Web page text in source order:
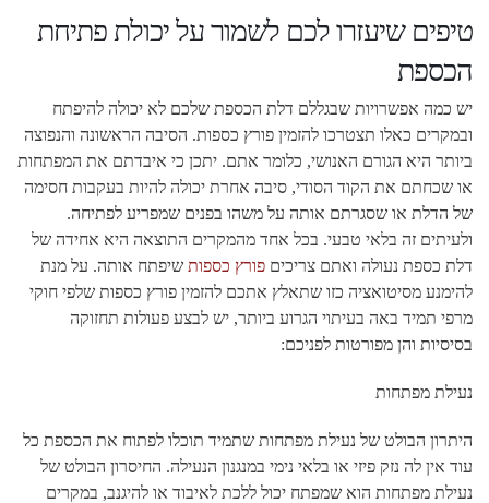
טיפים שיעזרו לכם לשמור על יכולת פתיחת
הכספת
יש כמה אפשרויות שבגללם דלת הכספת שלכם לא יכולה להיפתח
ובמקרים כאלו תצטרכו להזמין פורץ כספות. הסיבה הראשונה והנפוצה
ביותר היא הגורם האנושי, כלומר אתם. יתכן כי איבדתם את המפתחות
או שכחתם את הקוד הסודי, סיבה אחרת יכולה להיות בעקבות חסימה
של הדלת או שסגרתם אותה על משהו בפנים שמפריע לפתיחה.
ולעיתים זה בלאי טבעי. בכל אחד מהמקרים התוצאה היא אחידה של
דלת כספת נעולה ואתם צריכים פורץ כספות שיפתח אותה. על מנת
להימנע מסיטואציה כזו שתאלץ אתכם להזמין פורץ כספות שלפי חוקי
מרפי תמיד באה בעיתוי הגרוע ביותר, יש לבצע פעולות תחזוקה
בסיסיות והן מפורטות לפניכם:
נעילת מפתחות
היתרון הבולט של נעילת מפתחות שתמיד תוכלו לפתוח את הכספת כל
עוד אין לה נזק פיזי או בלאי נימי במנגנון הנעילה. החיסרון הבולט של
נעילת מפתחות הוא שמפתח יכול ללכת לאיבוד או להיגנב, במקרים